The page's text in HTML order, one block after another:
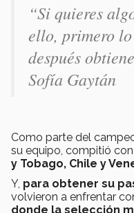
“Si quieres
ello, primero
después
Sofía Gaytán
Como parte del
su equipo, compitió
y Tobago, Chile y
Y, para obtener su
volvieron a enfrentar
donde la selección